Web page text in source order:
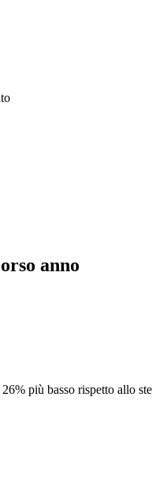
anno
più basso rispetto allo